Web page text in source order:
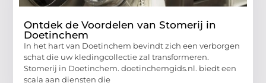
Ontdek de Voordelen van Stomerij in
Doetinchem
In het hart van Doetinchem bevindt zich een verborgen
schat die uw kledingcollectie zal transformeren.
Stomerij in Doetinchem. doetinchemgids.nl. biedt een
scala aan diensten die